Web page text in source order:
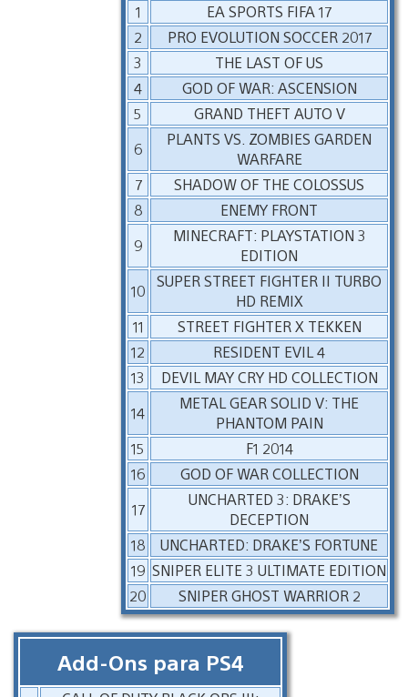
1
EA SPORTS FIFA 17
2
PRO EVOLUTION SOCCER 2017
3
THE LAST OF US
4
GOD OF WAR: ASCENSION
5
GRAND THEFT AUTO V
6
PLANTS VS. ZOMBIES GARDEN
WARFARE
7
SHADOW OF THE COLOSSUS
8
ENEMY FRONT
9
MINECRAFT: PLAYSTATION 3
EDITION
10
SUPER STREET FIGHTER II TURBO
HD REMIX
11
STREET FIGHTER X TEKKEN
12
RESIDENT EVIL 4
13
DEVIL MAY CRY HD COLLECTION
14
METAL GEAR SOLID V: THE
PHANTOM PAIN
15
F1 2014
16
GOD OF WAR COLLECTION
17
UNCHARTED 3: DRAKE’S
DECEPTION
18
UNCHARTED: DRAKE’S FORTUNE
19 SNIPER ELITE 3 ULTIMATE EDITION
20
SNIPER GHOST WARRIOR 2
Add-Ons para PS4